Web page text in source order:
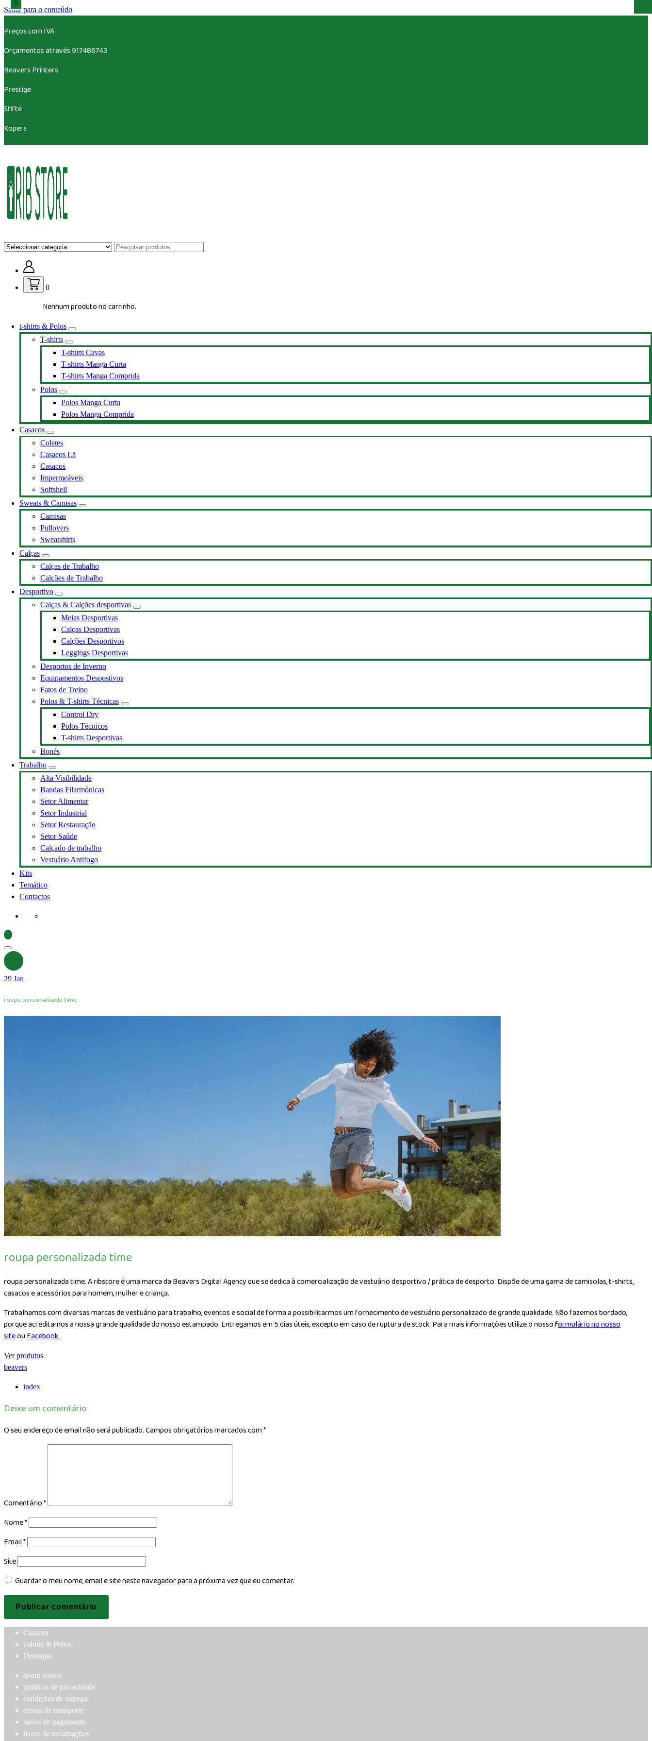
Saltar para o conteúdo
Preços com IVA
Orçamentos através 917486743
Beavers Printers
Prestige
Stifte
Kopers
Loja de vestuário Personalizado
0
0
Nenhum produto no carrinho.
t-shirts & Polos
T-shirts
T-shirts Cavas
T-shirts Manga Curta
T-shirts Manga Comprida
Polos
Polos Manga Curta
Polos Manga Comprida
Casacos
Coletes
Casacos Lã
Casacos
Impermeáveis
Softshell
Sweats & Camisas
Camisas
Pullovers
Sweatshirts
Calças
Calças de Trabalho
Calções de Trabalho
Desportivo
Calças & Calções desportivas
Meias Desportivas
Calças Desportivas
Calções Desportivos
Leggings Desportivas
Desportos de Inverno
Equipamentos Despostivos
Fatos de Treino
Polos & T-shirts Técnicas
Control Dry
Polos Técnicos
T-shirts Desportivas
Bonés
Trabalho
Alta Visibilidade
Bandas Filarmónicas
Setor Alimentar
Setor Industrial
Setor Restauração
Setor Saúde
Calçado de trabalho
Vestuário Antifogo
Kits
Temático
Contactos
29 Jan
roupa personalizada time
roupa personalizada time
roupa personalizada time. A ribstore é uma marca da Beavers Digital Agency que se dedica à comercialização de vestuário desportivo / prática de desporto. Dispõe de uma gama de camisolas, t-shirts,
casacos e acessórios para homem, mulher e criança.
Trabalhamos com diversas marcas de vestuário para trabalho, eventos e social de forma a possibilitarmos um fornecimento de vestuário personalizado de grande qualidade. Não fazemos bordado,
porque acreditamos a nossa grande qualidade do nosso estampado. Entregamos em 5 dias úteis, excepto em caso de ruptura de stock. Para mais informações utilize o nosso formulário no nosso
siteouFacebook.
Ver produtos
beavers
index
Deixe um comentário
O seu endereço de email não será publicado.Campos obrigatórios marcados com*
Comentário*
Nome*
Email*
Site
Guardar o meu nome, email e site neste navegador para a próxima vez que eu comentar.
Casacos
t-shirts & Polos
Destaque
quem somos
politicas de privacidade
condições de entrega
custos de transporte
meios de pagamento
livros de reclamações